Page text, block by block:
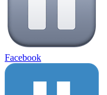
Facebook